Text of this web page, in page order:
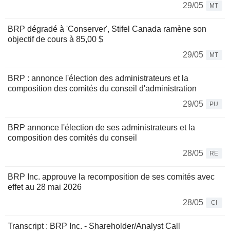
29/05
MT
BRP dégradé à 'Conserver', Stifel Canada ramène son
objectif de cours à 85,00 $
29/05
MT
BRP : annonce l'élection des administrateurs et la
composition des comités du conseil d'administration
29/05
PU
BRP annonce l'élection de ses administrateurs et la
composition des comités du conseil
28/05
RE
BRP Inc. approuve la recomposition de ses comités avec
effet au 28 mai 2026
28/05
CI
Transcript : BRP Inc. - Shareholder/Analyst Call